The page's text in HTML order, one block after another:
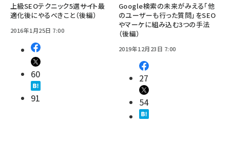
上級SEOテクニック5選――サイト最
適化後にやるべきこと（後編）
2016年1月25日 7:00
60
91
Google検索の未来がみえる「他
のユーザーも行った質問」をSEO
やマーケに組み込む3つの手法
（後編）
2019年12月23日 7:00
27
54